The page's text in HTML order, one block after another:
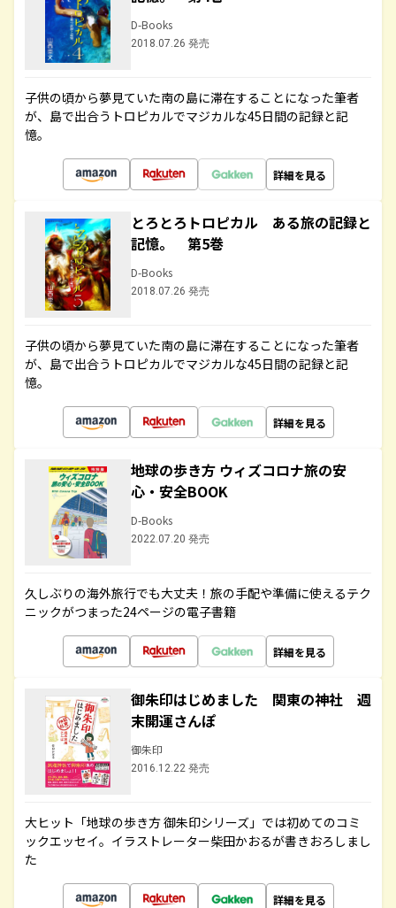
D-Books
2018.07.26 発売
子供の頃から夢見ていた南の島に滞在することになった筆者
が、島で出合うトロピカルでマジカルな45日間の記録と記
憶。
詳細を見る
とろとろトロピカル ある旅の記録と
記憶。 第5巻
D-Books
2018.07.26 発売
子供の頃から夢見ていた南の島に滞在することになった筆者
が、島で出合うトロピカルでマジカルな45日間の記録と記
憶。
詳細を見る
地球の歩き方 ウィズコロナ旅の安
心・安全BOOK
D-Books
2022.07.20 発売
久しぶりの海外旅行でも大丈夫！旅の手配や準備に使えるテク
ニックがつまった24ページの電子書籍
詳細を見る
御朱印はじめました 関東の神社 週
末開運さんぽ
御朱印
2016.12.22 発売
大ヒット「地球の歩き方 御朱印シリーズ」では初めてのコミ
ックエッセイ。イラストレーター柴田かおるが書きおろしまし
た
詳細を見る